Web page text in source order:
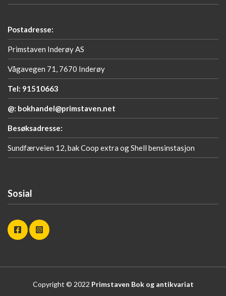
Postadresse:
Primstaven Inderøy AS
Vågavegen 71, 7670 Inderøy
Tel: 91510663
@: bokhandel@primstaven.net
Besøksadresse:
Sundfærveien 12, bak Coop extra og Shell bensinstasjon
Sosial
Copyright © 2022 Primstaven Bok og antikvariat